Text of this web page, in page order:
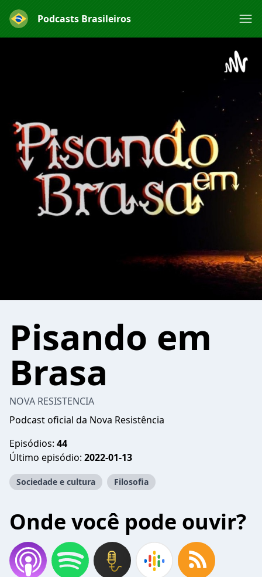
Podcasts Brasileiros
Pisando em
Brasa
NOVA RESISTENCIA
Podcast oficial da Nova Resistência
Episódios: 44
Último episódio: 2022-01-13
Sociedade e cultura Filosofia
Onde você pode ouvir?